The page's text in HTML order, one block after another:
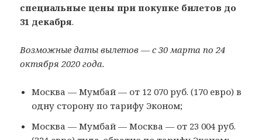
специальные цены при покупке билетов до
31 декабря.
Возможные даты вылетов — с 30 марта по 24
октября 2020 года.
Москва — Мумбай — от 12 070 руб. (170 евро) в
одну сторону по тарифу Эконом;
Москва — Мумбай — Москва — от 23 004 руб.